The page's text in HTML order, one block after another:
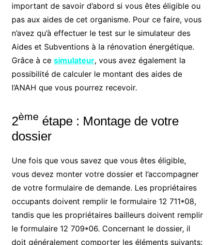
important de savoir d’abord si vous êtes éligible ou
pas aux aides de cet organisme. Pour ce faire, vous
n’avez qu’à effectuer le test sur le simulateur des
Aides et Subventions à la rénovation énergétique.
Grâce à ce simulateur, vous avez également la
possibilité de calculer le montant des aides de
l’ANAH que vous pourrez recevoir.
2ème étape : Montage de votre
dossier
Une fois que vous savez que vous êtes éligible,
vous devez monter votre dossier et l’accompagner
de votre formulaire de demande. Les propriétaires
occupants doivent remplir le formulaire 12 711*08,
tandis que les propriétaires bailleurs doivent remplir
le formulaire 12 709*06. Concernant le dossier, il
doit généralement comporter les éléments suivants: